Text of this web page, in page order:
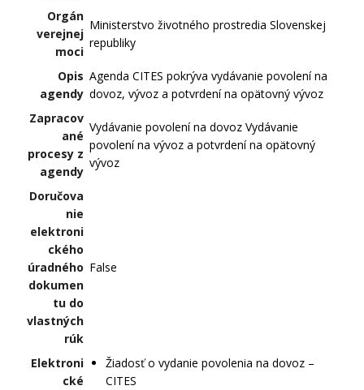
Orgán
verejnej
moci
Ministerstvo životného prostredia Slovenskej
republiky
Opis
agendy
Agenda CITES pokrýva vydávanie povolení na
dovoz, vývoz a potvrdení na opätovný vývoz
Zapracov
ané
procesy z
agendy
Vydávanie povolení na dovoz Vydávanie
povolení na vývoz a potvrdení na opätovný
vývoz
Doručova
nie
elektroni
ckého
úradného
dokumen
tu do
vlastných
rúk
False
Elektroni
cké
Žiadosť o vydanie povolenia na dovoz –
CITES